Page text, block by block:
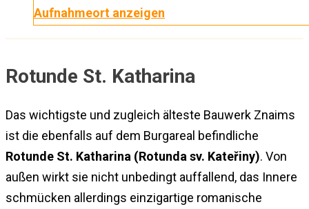
Aufnahmeort anzeigen
Rotunde St. Katharina
Das wichtigste und zugleich älteste Bauwerk Znaims
ist die ebenfalls auf dem Burgareal befindliche
Rotunde St. Katharina (Rotunda sv. Kateřiny). Von
außen wirkt sie nicht unbedingt auffallend, das Innere
schmücken allerdings einzigartige romanische